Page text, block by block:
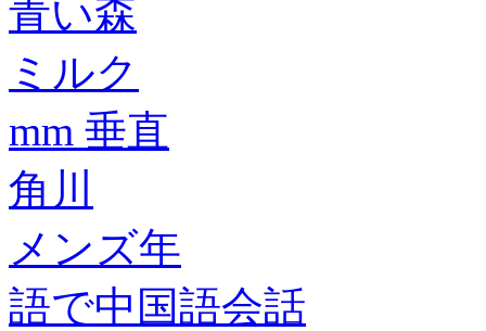
青い森
ミルク
mm 垂直
角川
メンズ年
語で中国語会話